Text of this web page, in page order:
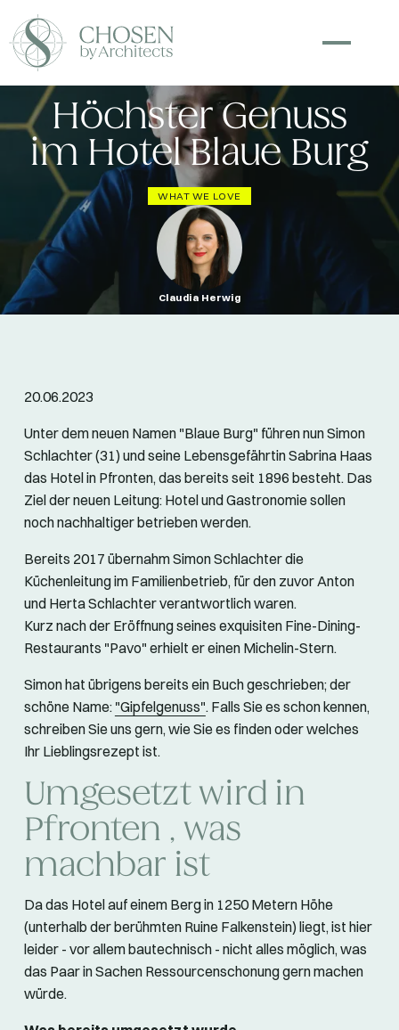
Höchster Genuss
im Hotel Blaue Burg
WHAT WE LOVE
Claudia Herwig
20.06.2023
Unter dem neuen Namen "Blaue Burg" führen nun Simon
Schlachter (31) und seine Lebensgefährtin Sabrina Haas
das Hotel in Pfronten, das bereits seit 1896 besteht. Das
Ziel der neuen Leitung: Hotel und Gastronomie sollen
noch nachhaltiger betrieben werden.
Bereits 2017 übernahm Simon Schlachter die
Küchenleitung im Familienbetrieb, für den zuvor Anton
und Herta Schlachter verantwortlich waren.
Kurz nach der Eröffnung seines exquisiten Fine-Dining-
Restaurants "Pavo" erhielt er einen Michelin-Stern.
Simon hat übrigens bereits ein Buch geschrieben; der
schöne Name: "Gipfelgenuss". Falls Sie es schon kennen,
schreiben Sie uns gern, wie Sie es finden oder welches
Ihr Lieblingsrezept ist.
Umgesetzt wird in
Pfronten , was
machbar ist
Da das Hotel auf einem Berg in 1250 Metern Höhe
(unterhalb der berühmten Ruine Falkenstein) liegt, ist hier
leider - vor allem bautechnisch - nicht alles möglich, was
das Paar in Sachen Ressourcenschonung gern machen
würde.